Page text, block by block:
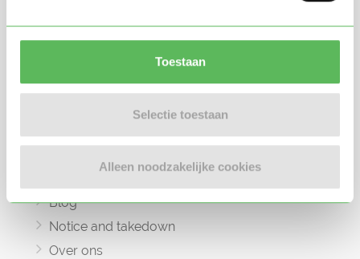
Toestaan
Selectie toestaan
Alleen noodzakelijke cookies
Gastouder zoeken
Gastouderbureau zoeken
Veelgestelde vragen
Blog
Notice and takedown
Over ons